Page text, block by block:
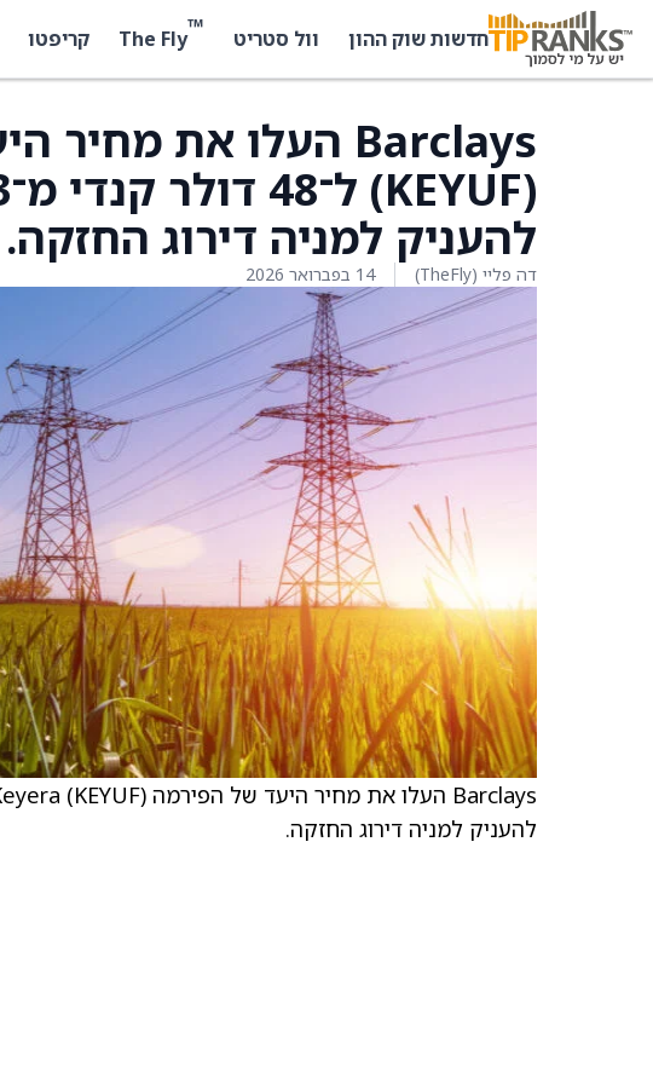
חדשות שוק ההון וול סטריט ™
The Fly קריפטו
להעניק למניה דירוג החזקה.
דה פליי (TheFly) 14 בפברואר 2026
להעניק למניה דירוג החזקה.